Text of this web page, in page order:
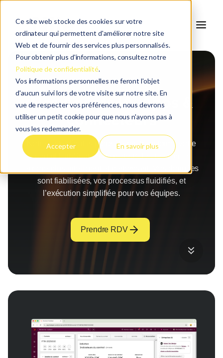
Ce site web stocke des cookies sur votre
ordinateur qui permettent d'améliorer notre site
Web et de fournir des services plus personnalisés.
Pour obtenir plus d'informations, consultez notre
Politique de confidentialité.
Vos informations personnelles ne feront l'objet
d'aucun suivi lors de votre visite sur notre site. En
vue de respecter vos préférences, nous devrons
utiliser un petit cookie pour que nous n'ayons pas à
vous les redemander.
Accepter En savoir plus
Nos Agents IA, Apps &
connecteurs
Notre suite d’outils propriétaires transforme votre
portail HubSpot en un moteur de croissance
encore plus intelligent et performant. Vos données
sont fiabilisées, vos processus fluidifiés, et
l’exécution simplifiée pour vos équipes.
Prendre RDV